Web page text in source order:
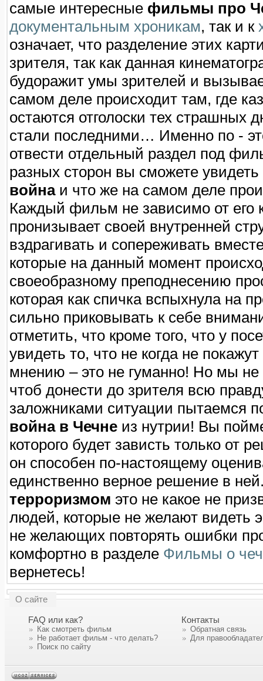
самые интересные фильмы про
документальным хроникам, так и к
означает, что разделение этих
зрителя, так как данная
будоражит умы зрителей и
самом деле происходит там, где
остаются отголоски тех
стали последними… Именно по -
отвести отдельный раздел под
разных сторон вы сможете
войнаи что же на самом деле
Каждый фильм не зависимо от его
пронизывает своей внутренней
вздрагивать и сопереживать
которые на данный момент
своеобразному преподнесению
которая как спичка вспыхнула на
сильно приковывать к себе
отметить, что кроме того, что у
увидеть то, что не когда не
мнению – это не гуманно! Но мы не
чтоб донести до зрителя всю
заложниками ситуации пытаемся
война в Чечне из нутрии! Вы
которого будет зависть только от
он способен по-настоящему
единственно верное решение в
терроризмом это не какое не
людей, которые не желают видеть
не желающих повторять ошибки
комфортно в разделе Фильмы о
вернетесь!
О сайте
FAQ или как?
Как смотреть фильм
Не работает фильм - что делать?
Поиск по сайту
Контакты
Обратная связь
Для